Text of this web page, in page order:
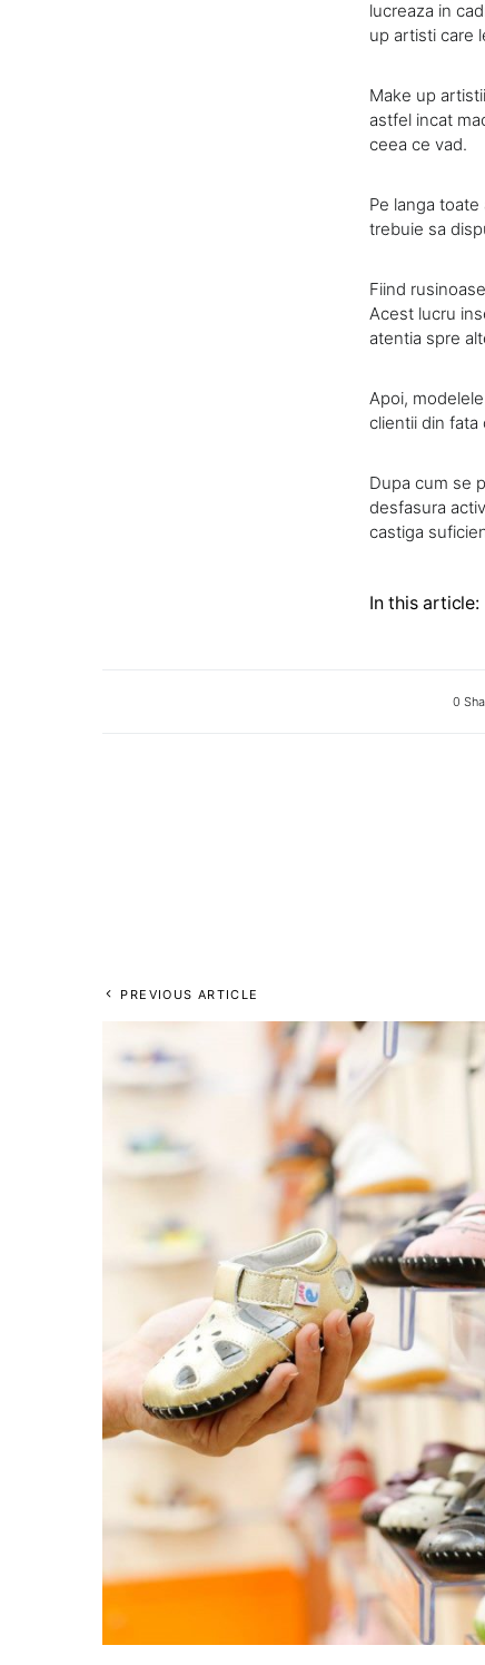
lucreaza in
up artisti care
Make up
astfel incat
ceea ce vad.
Pe langa
trebuie sa
Fiind
Acest lucru
atentia spre
Apoi,
clientii din fata
Dupa cum se
desfasura
castiga
In this article:
0
PREVIOUS ARTICLE